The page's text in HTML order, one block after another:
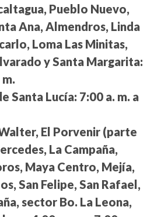
Pueblo Nuevo,
Ana, Almendros, Linda
Loma Las Minitas,
y Santa Margarita:
Santa Lucía: 7:00 a. m. a
El Porvenir (parte
La Campaña,
Maya Centro, Mejía,
San Felipe, San Rafael,
sector Bo. La Leona,